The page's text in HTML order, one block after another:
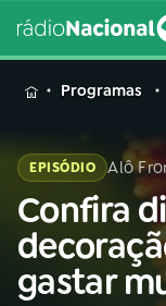
MENU
Buscar
na
Rádio
Nacional
Programas
EPISÓDIO Alô
Confira
gastar